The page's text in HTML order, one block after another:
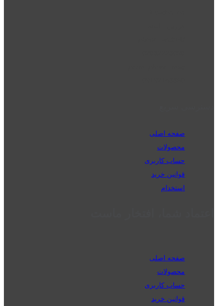
صفحه اصلی
محصولات
حساب کاربری
قوانین خرید
استخدام
صفحه اصلی
محصولات
حساب کاربری
قوانین خرید